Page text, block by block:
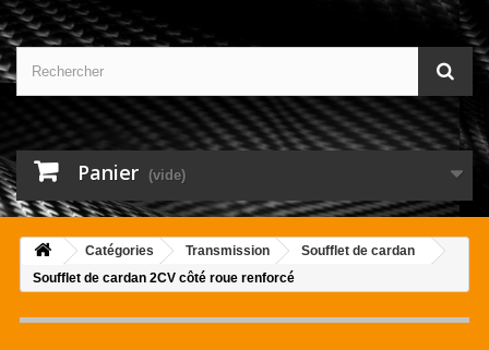
Panier (vide)
Catégories Transmission
Soufflet de cardan
Soufflet de cardan 2CV côté roue renforcé